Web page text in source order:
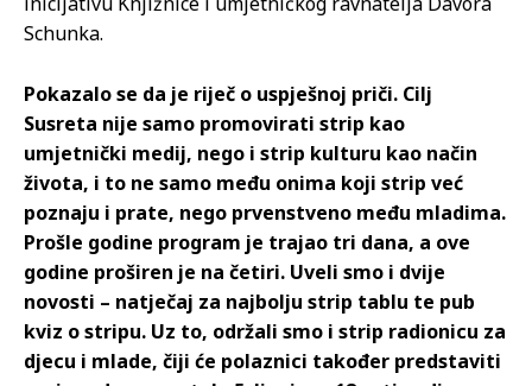
Schunka.
Pokazalo se da je riječ o uspješnoj priči. Cilj
Susreta nije samo promovirati strip kao
umjetnički medij, nego i strip kulturu kao način
života, i to ne samo među onima koji strip već
poznaju i prate, nego prvenstveno među mladima.
Prošle godine program je trajao tri dana, a ove
godine proširen je na četiri. Uveli smo i dvije
novosti – natječaj za najbolju strip tablu te pub
kviz o stripu. Uz to, održali smo i strip radionicu za
djecu i mlade, čiji će polaznici također predstaviti